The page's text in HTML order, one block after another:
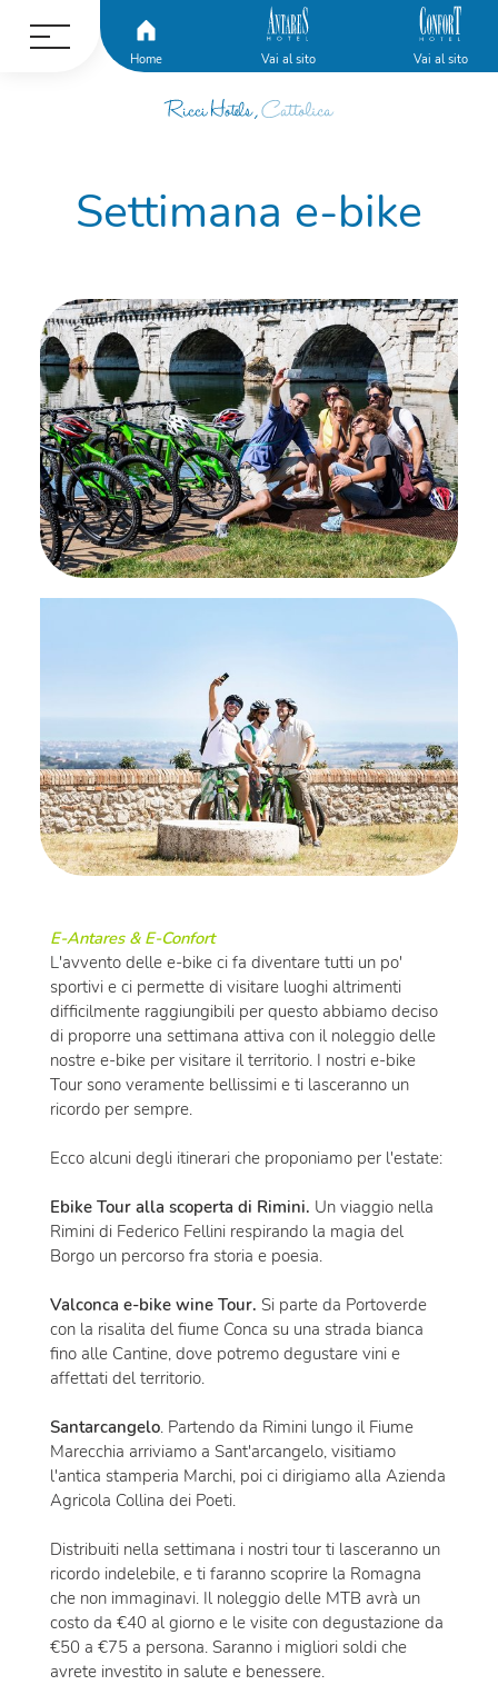
Home Vai al sito Vai al sito
Settimana e-bike
E-Antares & E-Confort
L'avvento delle e-bike ci fa diventare tutti un po'
sportivi e ci permette di visitare luoghi altrimenti
difficilmente raggiungibili per questo abbiamo deciso
di proporre una settimana attiva con il noleggio delle
nostre e-bike per visitare il territorio. I nostri e-bike
Tour sono veramente bellissimi e ti lasceranno un
ricordo per sempre.
Ecco alcuni degli itinerari che proponiamo per l'estate:
Ebike Tour alla scoperta di Rimini. Un viaggio nella
Rimini di Federico Fellini respirando la magia del
Borgo un percorso fra storia e poesia.
Valconca e-bike wine Tour. Si parte da Portoverde
con la risalita del fiume Conca su una strada bianca
fino alle Cantine, dove potremo degustare vini e
affettati del territorio.
Santarcangelo. Partendo da Rimini lungo il Fiume
Marecchia arriviamo a Sant'arcangelo, visitiamo
l'antica stamperia Marchi, poi ci dirigiamo alla Azienda
Agricola Collina dei Poeti.
Distribuiti nella settimana i nostri tour ti lasceranno un
ricordo indelebile, e ti faranno scoprire la Romagna
che non immaginavi. Il noleggio delle MTB avrà un
costo da €40 al giorno e le visite con degustazione da
€50 a €75 a persona. Saranno i migliori soldi che
avrete investito in salute e benessere.